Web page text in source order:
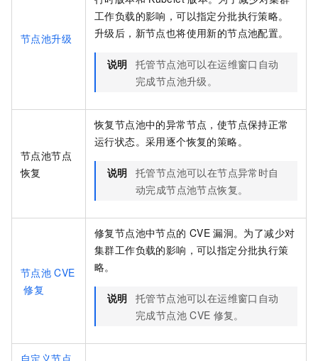
节点池升级
工作负载的影响，可以指定分批执行策略。
升级后，新节点也将使用新的节点池配置。
说明 托管节点池可以在运维窗口自动
完成节点池升级。
节点池节点
恢复
恢复节点池中的异常节点，使节点保持正常
运行状态。采用逐个恢复的策略。
说明 托管节点池可以在节点异常时自
动完成节点池节点恢复。
节点池 CVE
修复
修复节点池中节点的 CVE 漏洞。为了减少对
集群工作负载的影响，可以指定分批执行策
略。
说明 托管节点池可以在运维窗口自动
完成节点池 CVE 修复。